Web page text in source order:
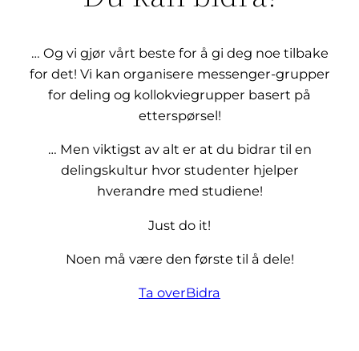
… Og vi gjør vårt beste for å gi deg noe tilbake
for det! Vi kan organisere messenger-grupper
for deling og kollokviegrupper basert på
etterspørsel!
… Men viktigst av alt er at du bidrar til en
delingskultur hvor studenter hjelper
hverandre med studiene!
Just do it!
Noen må være den første til å dele!
Ta overBidra